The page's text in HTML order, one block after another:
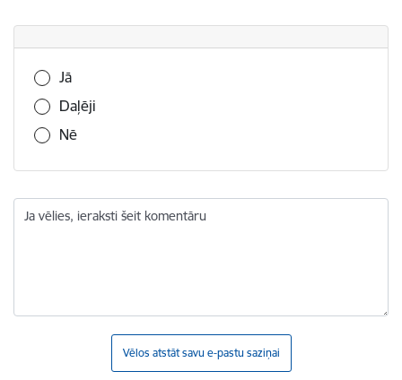
Vai šī informācija bija noderīga?
Jā
Daļēji
Nē
Ja vēlies, ieraksti šeit komentāru
Vēlos atstāt savu e-pastu saziņai